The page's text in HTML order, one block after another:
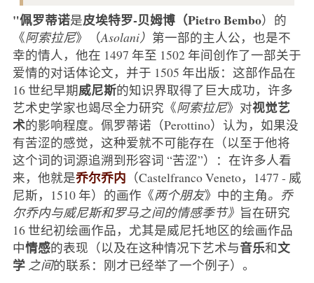
"佩罗蒂诺是皮埃特罗-贝姆博（Pietro Bembo）的
《阿索拉尼》（Asolani） 第一部的主人公，也是不
幸的情人，他在 1497 年至 1502 年间创作了一部关于
爱情的对话体论文，并于 1505 年出版：这部作品在
16 世纪早期威尼斯的知识界取得了巨大成功，许多
艺术史学家也竭尽全力研究《阿索拉尼》对视觉艺
术的影响程度。佩罗蒂诺（Perottino）认为，如果没
有苦涩的感觉，这种爱就不可能存在（以至于他将
这个词的词源追溯到形容词 “苦涩”）：在许多人看
来，他就是乔尔乔内 （Castelfranco Veneto，1477 - 威
尼斯，1510 年）的画作《两个朋友》中的主角。乔
尔乔内与威尼斯和罗马之间的情感季节》 旨在研究
16 世纪初绘画作品，尤其是威尼托地区的绘画作品
中情感的表现（以及在这种情况下艺术与音乐和文
学 之间的联系：刚才已经举了一个例子）。